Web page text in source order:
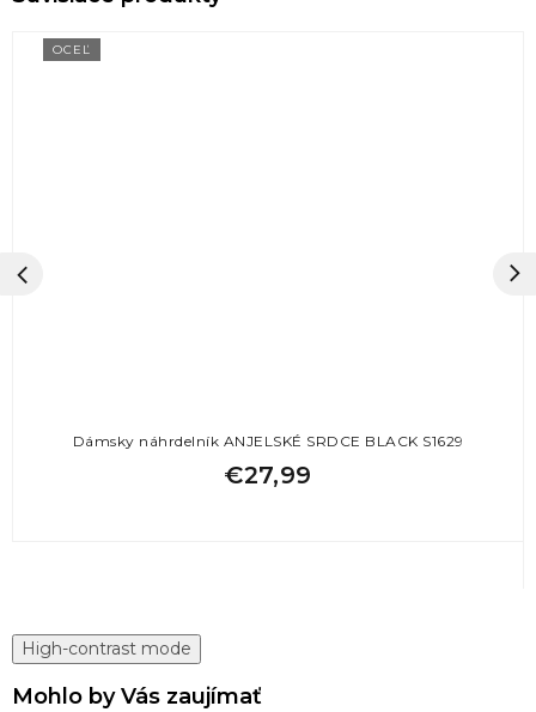
OCEĽ
Dámsky náhrdelník ANJELSKÉ SRDCE BLACK S1629
€27,99
High-contrast mode
Mohlo by Vás zaujímať